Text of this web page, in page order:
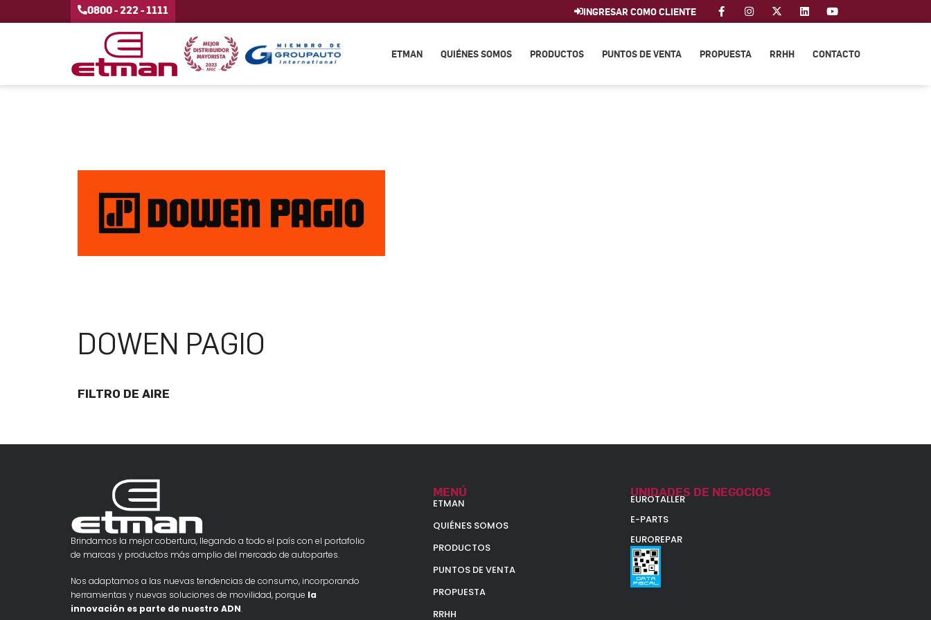
0800 - 222 - 1111 INGRESAR COMO CLIENTE
ETMAN QUIÉNES SOMOS PRODUCTOS PUNTOS DE VENTA PROPUESTA RRHH CONTACTO
DOWEN PAGIO
FILTRO DE AIRE
Brindamos la mejor cobertura, llegando a todo el país con el portafolio
de marcas y productos más amplio del mercado de autopartes.
Nos adaptamos a las nuevas tendencias de consumo, incorporando
herramientas y nuevas soluciones de movilidad, porque la
innovación es parte de nuestro ADN.
MENÚ
ETMAN
QUIÉNES SOMOS
PRODUCTOS
PUNTOS DE VENTA
PROPUESTA
RRHH
UNIDADES DE NEGOCIOS
EUROTALLER
E-PARTS
EUROREPAR